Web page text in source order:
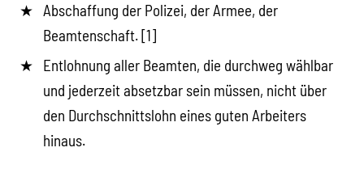
Abschaffung der Polizei, der Armee, der
Beamtenschaft. [1]
Entlohnung aller Beamten, die durchweg wählbar
und jederzeit absetzbar sein müssen, nicht über
den Durchschnittslohn eines guten Arbeiters
hinaus.